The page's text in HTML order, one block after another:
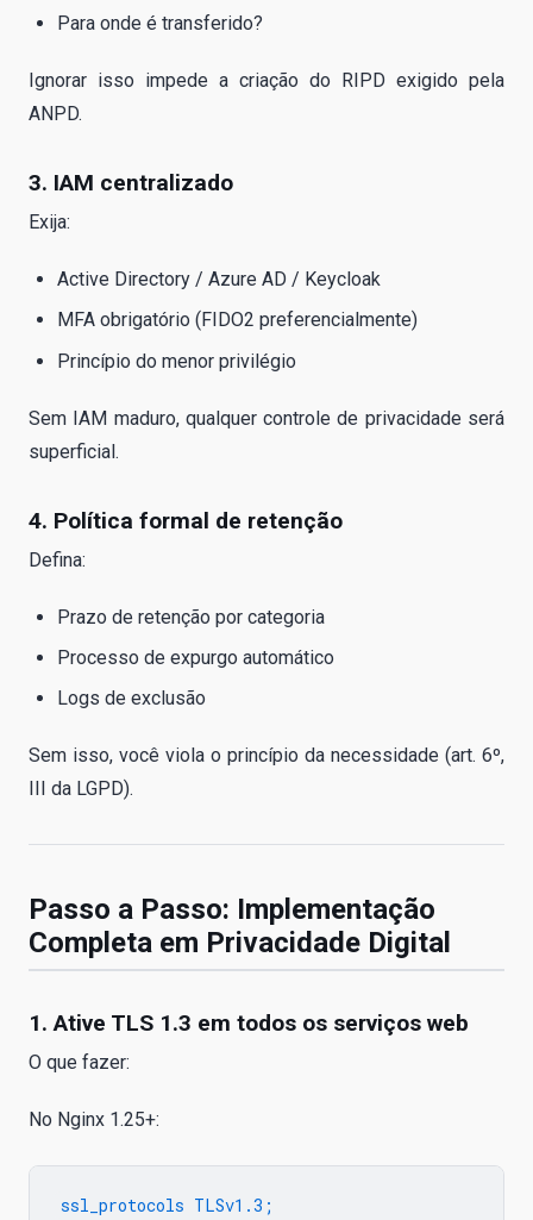
Para onde é transferido?
Ignorar isso impede a criação do RIPD exigido pela
ANPD.
3. IAM centralizado
Exija:
Active Directory / Azure AD / Keycloak
MFA obrigatório (FIDO2 preferencialmente)
Princípio do menor privilégio
Sem IAM maduro, qualquer controle de privacidade será
superficial.
4. Política formal de retenção
Defina:
Prazo de retenção por categoria
Processo de expurgo automático
Logs de exclusão
Sem isso, você viola o princípio da necessidade (art. 6º,
III da LGPD).
Passo a Passo: Implementação
Completa em Privacidade Digital
1. Ative TLS 1.3 em todos os serviços web
O que fazer:
No Nginx 1.25+:
ssl_protocols TLSv1.3;